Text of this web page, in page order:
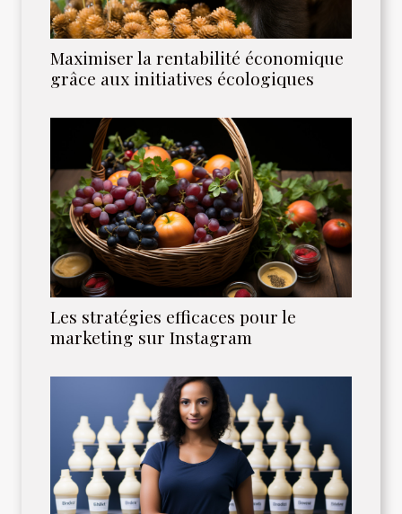
Maximiser la rentabilité économique
grâce aux initiatives écologiques
Les stratégies efficaces pour le
marketing sur Instagram